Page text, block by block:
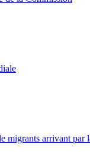
migrants arrivant par